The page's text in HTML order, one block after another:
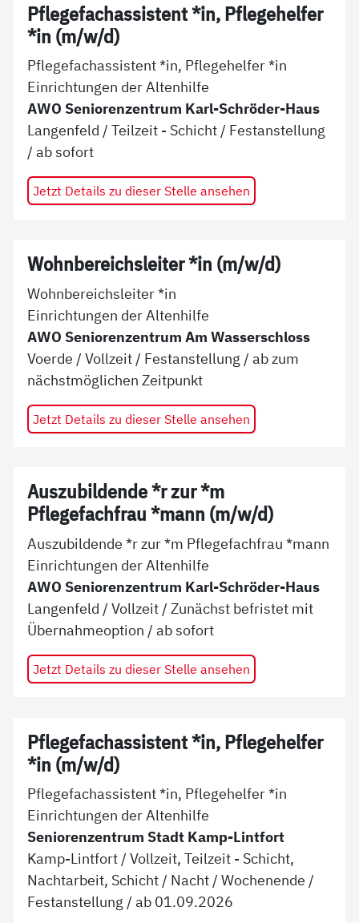
Pflegefachassistent *in, Pflegehelfer
*in (m/w/d)
Pflegefachassistent *in, Pflegehelfer *in
Einrichtungen der Altenhilfe
AWO Seniorenzentrum Karl-Schröder-Haus
Langenfeld /Teilzeit - Schicht / Festanstellung
/ absofort
Jetzt Details zu dieser Stelle ansehen
Wohnbereichsleiter *in (m/w/d)
Wohnbereichsleiter *in
Einrichtungen der Altenhilfe
AWO Seniorenzentrum Am Wasserschloss
Voerde /Vollzeit / Festanstellung / abzum
nächstmöglichen Zeitpunkt
Jetzt Details zu dieser Stelle ansehen
Auszubildende *r zur *m
Pflegefachfrau *mann (m/w/d)
Auszubildende *r zur *m Pflegefachfrau *mann
Einrichtungen der Altenhilfe
AWO Seniorenzentrum Karl-Schröder-Haus
Langenfeld /Vollzeit /Zunächst befristet mit
Übernahmeoption / absofort
Jetzt Details zu dieser Stelle ansehen
Pflegefachassistent *in, Pflegehelfer
*in (m/w/d)
Pflegefachassistent *in, Pflegehelfer *in
Einrichtungen der Altenhilfe
Seniorenzentrum Stadt Kamp-Lintfort
Kamp-Lintfort /Vollzeit, Teilzeit - Schicht,
Nachtarbeit, Schicht / Nacht / Wochenende /
Festanstellung / ab 01.09.2026